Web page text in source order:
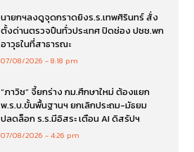
นายกฯลงดูจุดกราดยิงร.ร.เทพศิรินทร์ สั่ง
ตั้งด่านตรวจปืนทั่วประเทศ ปิดช่อง ปชช.พก
อาวุธในที่สาธารณะ
07/08/2026 8:18 pm
“ภาวิช” จี้ยกร่าง กม.ศึกษาใหม่ ต้องแยก
พ.ร.บ.ขั้นพื้นฐานฯ ยกเลิกประถม-มัธยม
ปลดล็อก ร.ร.มีอิสระ เตือน AI ดิสรัปฯ
07/08/2026 4:26 pm